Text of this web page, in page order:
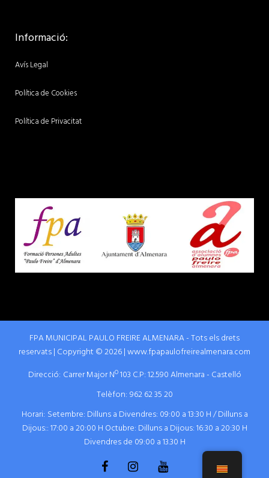
Informació:
Avís Legal
Política de Cookies
Política de Privacitat
FPA MUNICIPAL PAULO FREIRE ALMENARA - Tots els drets
reservats | Copyright © 2026 | www.fpapaulofreirealmenara.com
Direcció: Carrer Major Nº 103 C.P: 12.590 Almenara - Castelló
Telèfon: 962 62 35 20
Horari: Setembre: Dilluns a Divendres: 09:00 a 13:30 H / Dilluns a
Dijous:: 17:00 a 20:00 H Octubre: Dilluns a Dijous: 16:30 a 20:30 H
Divendres de 09:00 a 13.30 H